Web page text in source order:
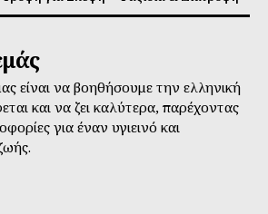
είναι να βοηθήσουμε την ελληνική
και να ζει καλύτερα, παρέχοντας
για έναν υγιεινό και